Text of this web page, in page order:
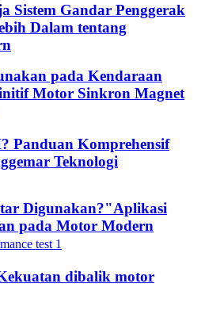
Sistem Gandar Penggerak
Dalam tentang
pada Kendaraan
Motor Sinkron Magnet
Panduan Komprehensif
Teknologi
Digunakan?"Aplikasi
pada Motor Modern
dibalik motor